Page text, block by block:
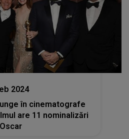
Stiri
2024
în cinematografe
are 11 nominalizări